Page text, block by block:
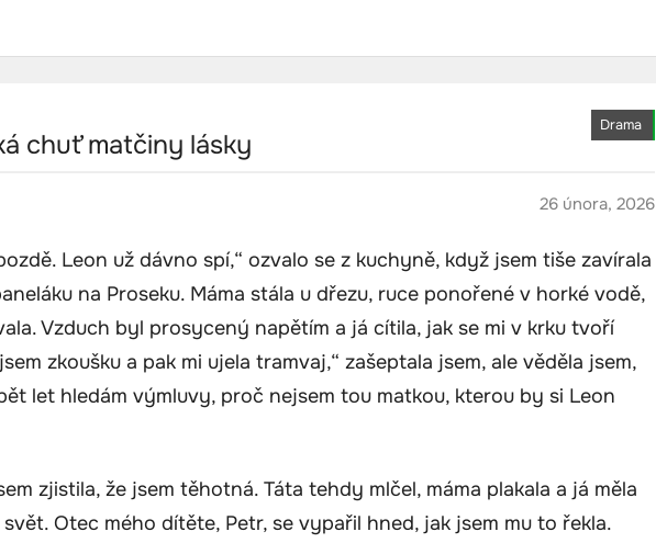
Drama
chuť matčiny lásky
26 února, 2026
Leon už dávno spí,“ ozvalo se z kuchyně, když jsem tiše zavírala
na Proseku. Máma stála u dřezu, ruce ponořené v horké vodě,
Vzduch byl prosycený napětím a já cítila, jak se mi v krku tvoří
zkoušku a pak mi ujela tramvaj,“ zašeptala jsem, ale věděla jsem,
let hledám výmluvy, proč nejsem tou matkou, kterou by si Leon
zjistila, že jsem těhotná. Táta tehdy mlčel, máma plakala a já měla
Otec mého dítěte, Petr, se vypařil hned, jak jsem mu to řekla.